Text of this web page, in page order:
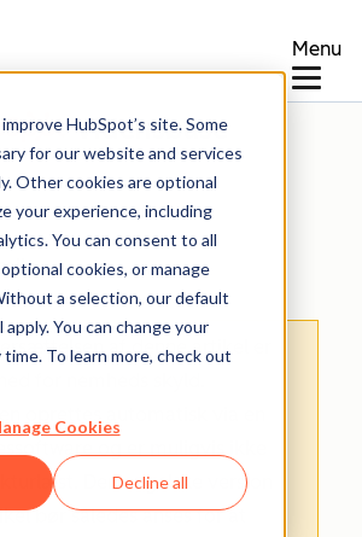
HubSpot’s site. Some
for our website and services
Other cookies are optional
your experience, including
You can consent to all
cookies, or manage
a selection, our default
You can change your
To learn more, check out
Cookies
Decline all
Menu
Vidensbase
af denne artikel er
for nemheds skyld.
Den engelske version
bør således anses for at